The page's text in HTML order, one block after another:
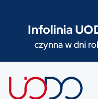
Infolinia
czynna w dni